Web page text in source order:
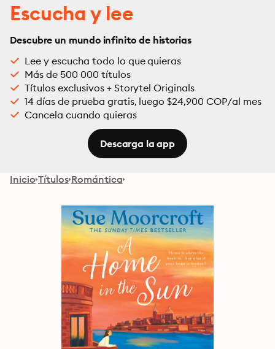
Escucha y lee
Descubre un mundo infinito de historias
Lee y escucha todo lo que quieras
Más de 500 000 títulos
Títulos exclusivos + Storytel Originals
14 días de prueba gratis, luego $24,900 COP/al mes
Cancela cuando quieras
Descarga la app
Inicio Títulos Romántica